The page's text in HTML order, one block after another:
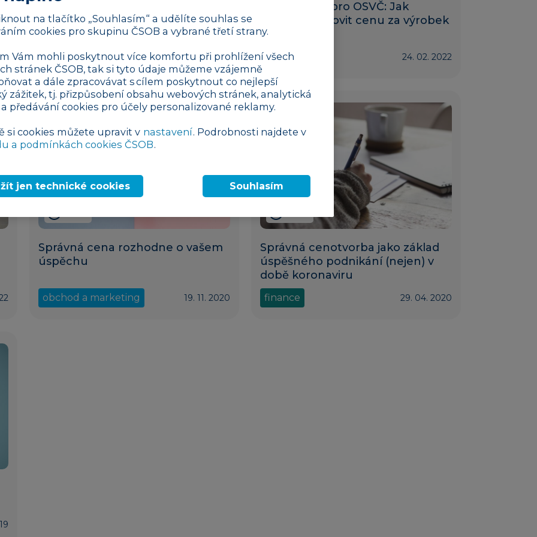
stanovit
finance 10. 07. 2025
Cenotvorba pro OSVČ: Jak
správně stanovit cenu za výrobek
finance 24. 02. 2022
Správná cena rozhodne o vašem
úspěchu
obchod a marketing 19. 11. 2020
Správná cenotvorba jako základ
úspěšného podnikání (nejen) v
době koronaviru
finance 29. 04. 2020
na tlačítko „Souhlasím“ a udělíte souhlas se
cookies pro skupinu ČSOB a vybrané třetí strany.
Vám mohli poskytnout více komfortu při prohlížení všech
stránek ČSOB, tak si tyto údaje můžeme vzájemně
a dále zpracovávat s cílem poskytnout co nejlepší
zážitek, tj. přizpůsobení obsahu webových stránek, analytická
předávání cookies pro účely personalizované reklamy.
si cookies můžete upravit v nastavení. Podrobnosti najdete v
a podmínkách cookies ČSOB.
jen technické cookies Souhlasím